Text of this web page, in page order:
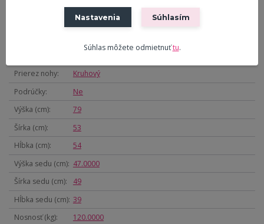
Látka
Prierez nohy
Kruhový
Podrúčky
Ne
Výška (cm)
79
Šírka (cm)
53
Hĺbka (cm)
54
Výška sedu (cm)
47.0000
Šírka sedu (cm)
49
Hĺbka sedu (cm) 39
Nosnosť (kg)
120.0000
Nastavenia Súhlasím
Súhlas môžete odmietnuťtu.